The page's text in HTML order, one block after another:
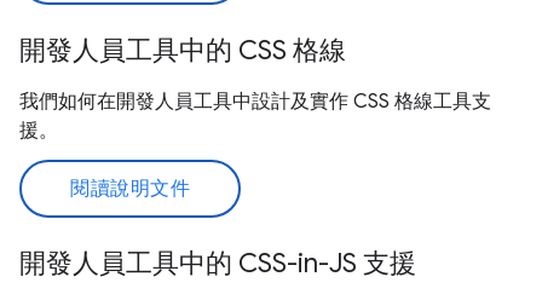
開發人員工具中的 CSS 格線
我們如何在開發人員工具中設計及實作 CSS 格線工具支
援。
閱讀說明文件
開發人員工具中的 CSS-in-JS 支援